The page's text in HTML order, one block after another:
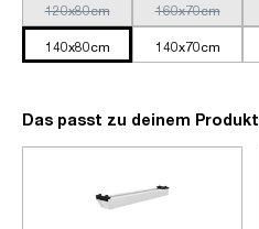
120x80cm 160x70cm
140x80cm 140x70cm
Das passt zu deinem Produkt